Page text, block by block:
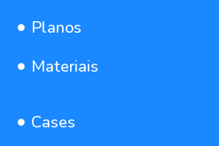
Planos
Materiais
Cases